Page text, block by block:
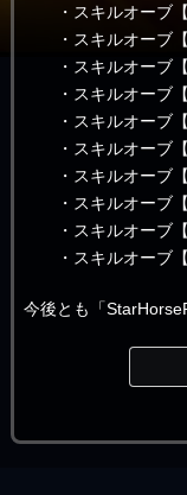
・スキルオーブ【
・スキルオーブ【
・スキルオーブ【
・スキルオーブ【
・スキルオーブ【
・スキルオーブ【
・スキルオーブ【
・スキルオーブ【
・スキルオーブ【
・スキルオーブ【
今後とも「